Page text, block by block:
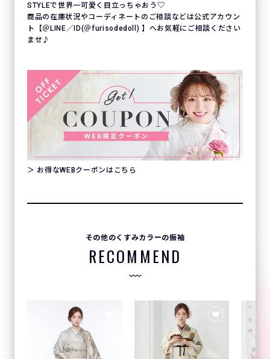
STYLEで世界一可愛く目立っちゃおう♡
商品の在庫状況やコーディネートのご相談などは公式アカウン
ト【＠LINE／ID(＠furisodedoll) 】へお気軽にご相談ください
ませ♪
＞ お得なWEBクーポンはこちら
その他のくすみカラーの振袖
RECOMMEND